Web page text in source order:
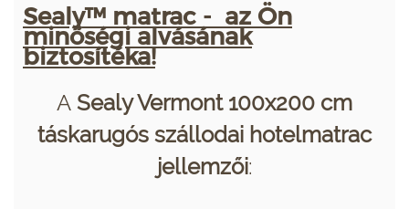
Sealy™ matrac - az Ön
minőségi alvásának
biztosítéka!
A Sealy Vermont 100x200 cm
táskarugós szállodai hotelmatrac
jellemzői: